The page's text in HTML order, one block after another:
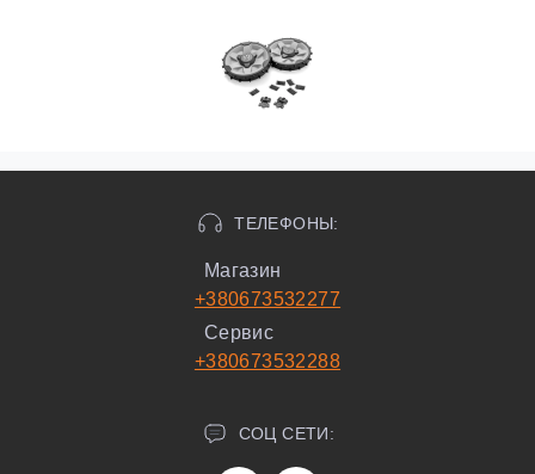
ТЕЛЕФОНЫ:
Магазин
+380673532277
Сервис
+380673532288
СОЦ СЕТИ: